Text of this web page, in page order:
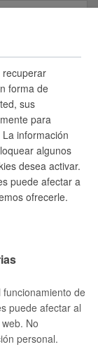
S.A. /
Sebastián
recuperar
forma de
sus
para
información
algunos
desea activar.
puede afectar a
ofrecerle.
de
puede afectar al
No
personal.